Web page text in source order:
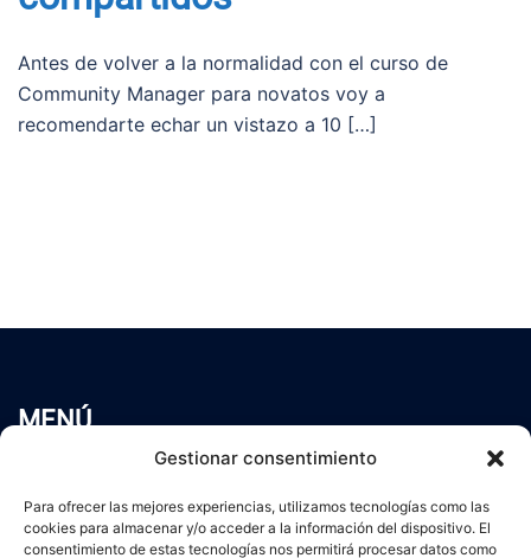
Gestionar consentimiento
Para ofrecer las mejores experiencias, utilizamos tecnologías como las
cookies para almacenar y/o acceder a la información del dispositivo. El
consentimiento de estas tecnologías nos permitirá procesar datos como
Antes de volver a la normalidad con el curso de
Community Manager para novatos voy a
recomendarte echar un vistazo a 10 […]
MENÚ
Servicios
Blog